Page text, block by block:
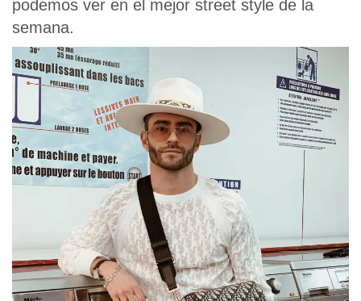
podemos ver en el mejor street style de la
semana.